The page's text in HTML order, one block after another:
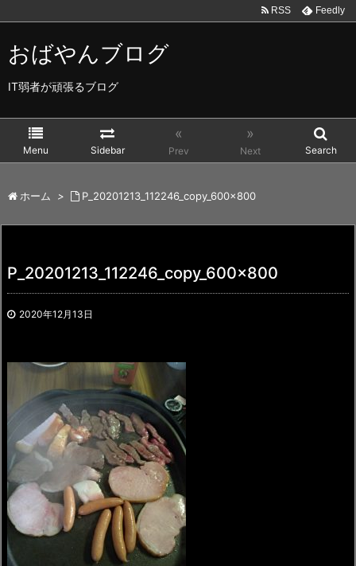
おばやんブログ
IT弱者が頑張るブログ
Menu Sidebar
«
Prev
»
Next Search
RSS Feedly
ホーム > P_20201213_112246_copy_600x800
P_20201213_112246_copy_600x800
2020年12月13日